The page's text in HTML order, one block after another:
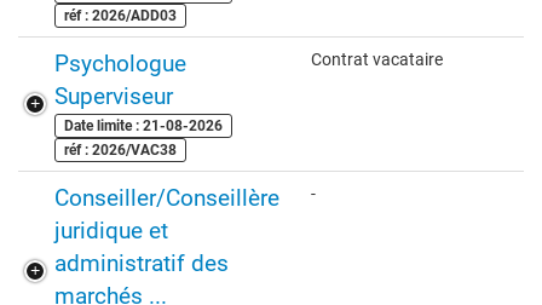
réf : 2026/ADD03
Psychologue
Superviseur
Date limite : 21-08-2026
réf : 2026/VAC38
Contrat vacataire
Conseiller/Conseillère
juridique et
administratif des
marchés ...
-